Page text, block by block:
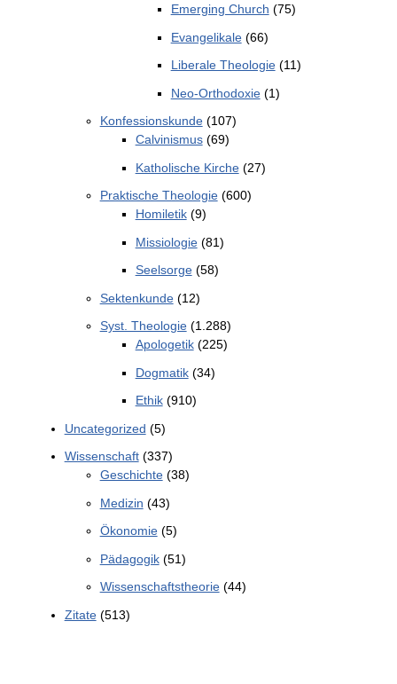
Emerging Church (75)
Evangelikale(66)
Liberale Theologie(11)
Neo-Orthodoxie(1)
Konfessionskunde(107)
Calvinismus(69)
Katholische Kirche(27)
Praktische Theologie(600)
Homiletik(9)
Missiologie(81)
Seelsorge(58)
Sektenkunde(12)
Syst. Theologie(1.288)
Apologetik(225)
Dogmatik(34)
Ethik(910)
Uncategorized (5)
Wissenschaft(337)
Geschichte(38)
Medizin (43)
Ökonomie(5)
Pädagogik(51)
Wissenschaftstheorie(44)
Zitate(513)